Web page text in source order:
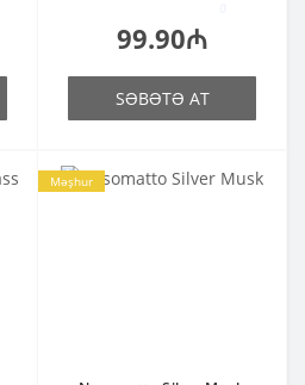
99.90₼
SƏBƏTƏ AT
Məşhur